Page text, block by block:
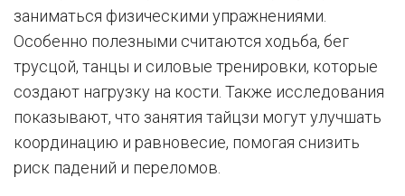
заниматься физическими упражнениями.
Особенно полезными считаются ходьба, бег
трусцой, танцы и силовые тренировки, которые
создают нагрузку на кости. Также исследования
показывают, что занятия тайцзи могут улучшать
координацию и равновесие, помогая снизить
риск падений и переломов.